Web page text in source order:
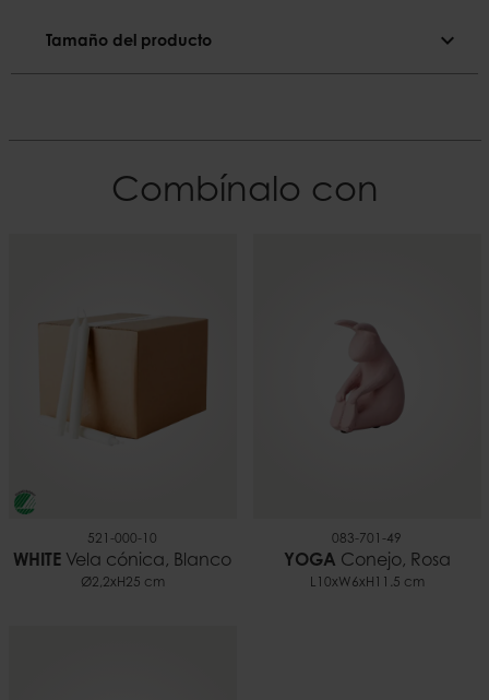
Cristal soplado. Pueden producirse burbujas e
irregularidades.
El material
Tamaño del producto expand_more
Combínalo con
521-000-10
WHITE Vela cónica, Blanco
Ø2,2xH25 cm
083-701-49
YOGA Conejo, Rosa
L10xW6xH11.5 cm